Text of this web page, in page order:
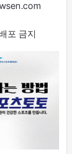
포 금지